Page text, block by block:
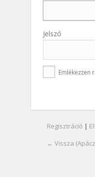
Jelszó
Emlékezzen
Regisztráció |
← Vissza